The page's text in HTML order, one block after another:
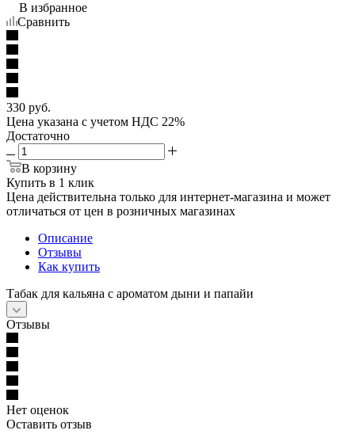
В избранное
Сравнить
330 руб.
Цена указана с учетом НДС 22%
Достаточно
В корзину
Купить в 1 клик
Цена действительна только для интернет-магазина и может
отличаться от цен в розничных магазинах
Описание
Отзывы
Как купить
Табак для кальяна с ароматом дыни и папайи
Отзывы
Нет оценок
Оставить отзыв